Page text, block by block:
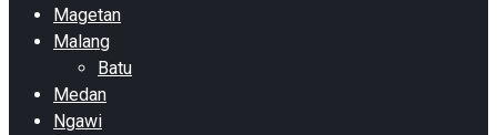
Magetan
Malang
Batu
Medan
Ngawi